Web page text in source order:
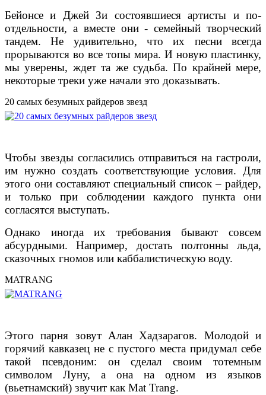
Бейонсе и Джей Зи состоявшиеся артисты и по-
отдельности, а вместе они - семейный творческий
тандем. Не удивительно, что их песни всегда
прорываются во все топы мира. И новую пластинку,
мы уверены, ждет та же судьба. По крайней мере,
некоторые треки уже начали это доказывать.
20 самых безумных райдеров звезд
Чтобы звезды согласились отправиться на гастроли,
им нужно создать соответствующие условия. Для
этого они составляют специальный список – райдер,
и только при соблюдении каждого пункта они
согласятся выступать.
Однако иногда их требования бывают совсем
абсурдными. Например, достать полтонны льда,
сказочных гномов или каббалистическую воду.
MATRANG
Этого парня зовут Алан Хадзарагов. Молодой и
горячий кавказец не с пустого места придумал себе
такой псевдоним: он сделал своим тотемным
символом Луну, а она на одном из языков
(вьетнамский) звучит как Mat Trang.